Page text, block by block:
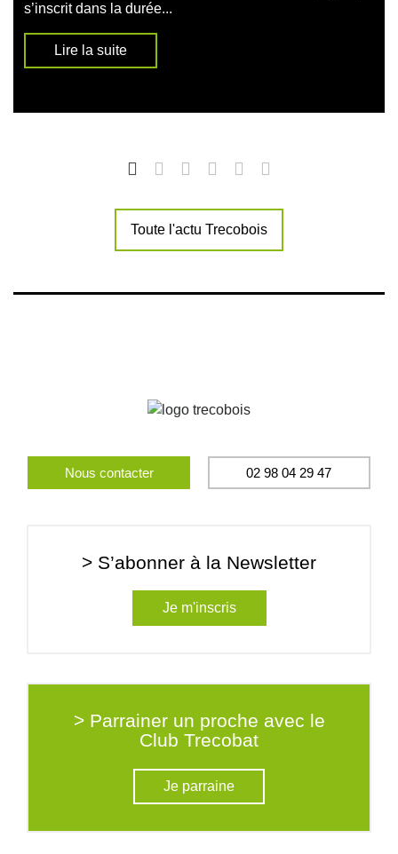
s’inscrit dans la durée...
Lire la suite
Toute l'actu Trecobois
Nous contacter 02 98 04 29 47
> S’abonner à la Newsletter
Je m'inscris
> Parrainer un proche avec le
Club Trecobat
Je parraine